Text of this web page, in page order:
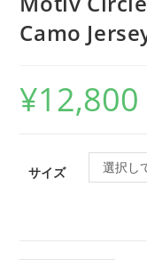
Camo
¥12,800
サイズ 選択し